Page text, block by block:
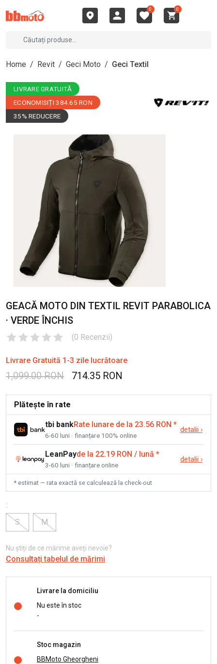
0 0
Home / Revit / Geci Moto / Geci Textil
LIVRARE GRATUITĂ
ECONOMISIȚI 384.65 RON
35% REDUCERE
GEACĂ MOTO DIN TEXTIL REVIT PARABOLICA
· VERDE ÎNCHIS
(0 Recenzii)
Livrare Gratuită 1-3 zile lucrătoare
1,099.00 RON 714.35 RON
Plătește în rate
tbi bankRate lunare de la 23.56 RON *
6-60 luni · finanțare 100% online
detalii ›
LeanPayde la 22.19 RON / lună *
3-60 luni · finanțare online
detalii ›
* estimat — rata exactă se calculează la check-out
:
S
M
Nu știți de ce mărime aveți nevoie?
Consultați tabelul de mărimi
Livrare la domiciliu
Nu este în stoc
-
Stoc magazin
BBMoto Gheorgheni